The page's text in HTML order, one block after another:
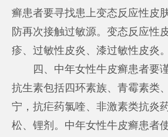
癣患者要寻找患上变态反应性皮
防再次接触过敏源。变态反应性
疹、过敏性皮炎、漆过敏性皮炎。
四、中年女性牛皮癣患者要
抗生素包括四环素族、青霉素类
宁，抗疟药氯喹、非激素类抗炎
松、锂剂。中年女性牛皮癣患者